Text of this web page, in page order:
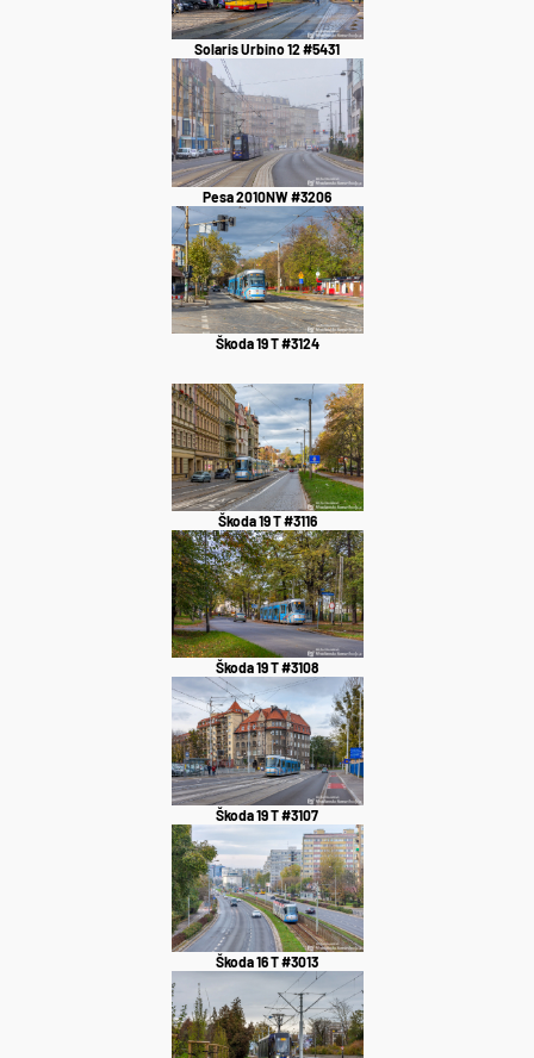
Solaris Urbino 12 #5431
Pesa 2010NW #3206
Škoda 19 T #3124
Škoda 19 T #3116
Škoda 19 T #3108
Škoda 19 T #3107
Škoda 16 T #3013